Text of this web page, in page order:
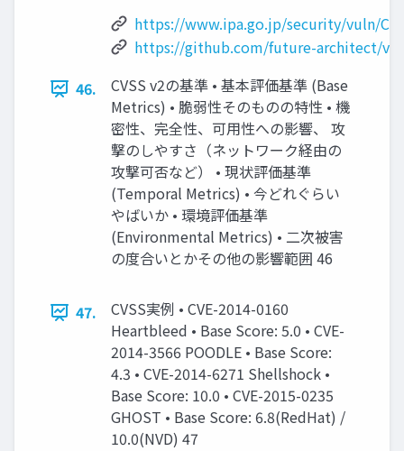
https://www.ipa.go.jp/security/vuln/
https://github.com/future-architect/
46.
CVSS v2の基準 • 基本評価基準 (Base
Metrics) • 脆弱性そのものの特性 • 機
密性、完全性、可用性への影響、 攻
撃のしやすさ（ネットワーク経由の
攻撃可否など） • 現状評価基準
(Temporal Metrics) • 今どれぐらい
やばいか • 環境評価基準
(Environmental Metrics) • 二次被害
の度合いとかその他の影響範囲 46
47.
CVSS実例 • CVE-2014-0160
Heartbleed • Base Score: 5.0 • CVE-
2014-3566 POODLE • Base Score:
4.3 • CVE-2014-6271 Shellshock •
Base Score: 10.0 • CVE-2015-0235
GHOST • Base Score: 6.8(RedHat) /
10.0(NVD) 47